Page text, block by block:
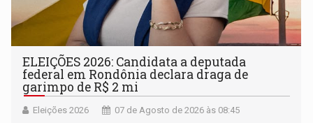
ELEIÇÕES 2026: Candidata a deputada
federal em Rondônia declara draga de
garimpo de R$ 2 mi
Eleições 2026 07 de Agosto de 2026 às 08:45